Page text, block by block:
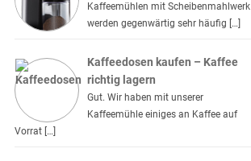
Kaffeemühlen mit Scheibenmahlwerk
werden gegenwärtig sehr häufig […]
Kaffeedosen kaufen – Kaffee
richtig lagern
Gut. Wir haben mit unserer
Kaffeemühle einiges an Kaffee auf
Vorrat […]